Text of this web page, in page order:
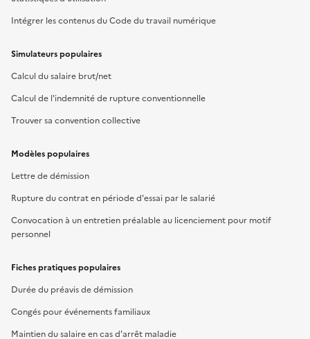
Intégrer les contenus du Code du travail numérique
Simulateurs populaires
Calcul du salaire brut/net
Calcul de l'indemnité de rupture conventionnelle
Trouver sa convention collective
Modèles populaires
Lettre de démission
Rupture du contrat en période d'essai par le salarié
Convocation à un entretien préalable au licenciement pour motif
personnel
Fiches pratiques populaires
Durée du préavis de démission
Congés pour événements familiaux
Maintien du salaire en cas d'arrêt maladie